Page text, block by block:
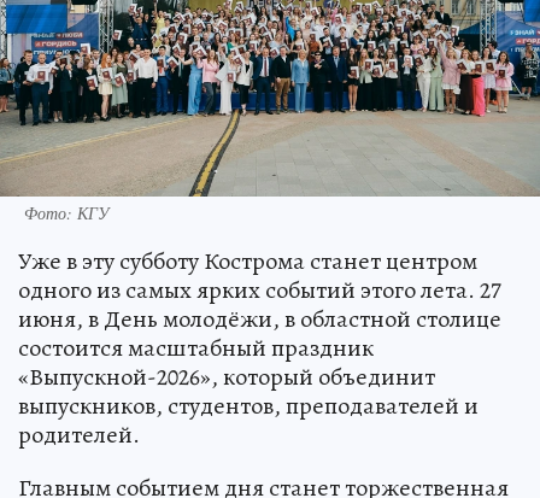
Фото: КГУ
Уже в эту субботу Кострома станет центром
одного из самых ярких событий этого лета. 27
июня, в День молодёжи, в областной столице
состоится масштабный праздник
«Выпускной-2026», который объединит
выпускников, студентов, преподавателей и
родителей.
Главным событием дня станет торжественная